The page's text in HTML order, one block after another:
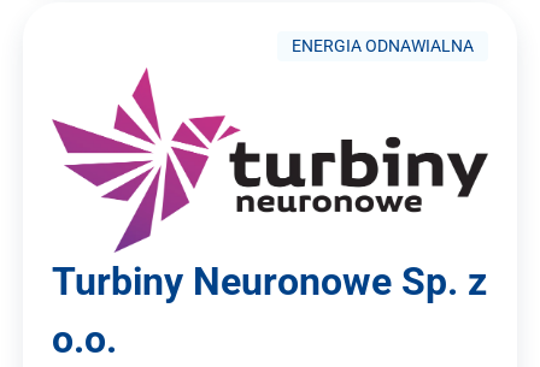
ENERGIA ODNAWIALNA
Turbiny Neuronowe Sp. z
o.o.